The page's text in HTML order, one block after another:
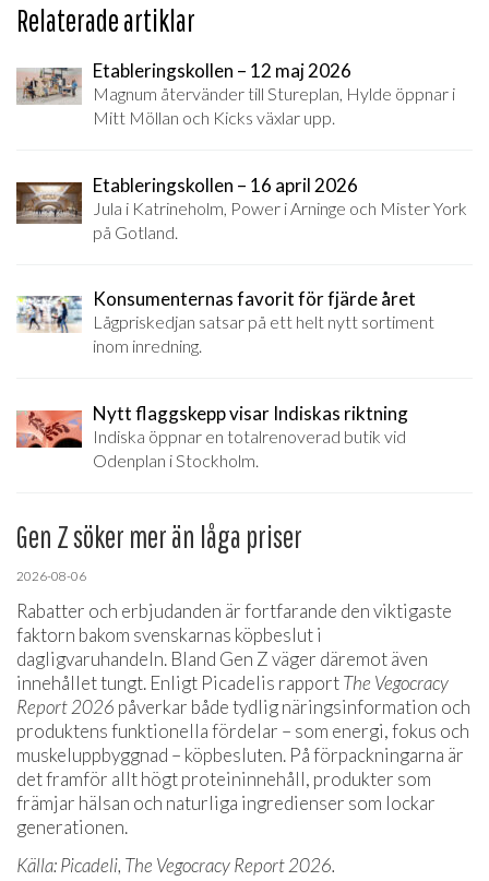
Relaterade artiklar
Etableringskollen – 12 maj 2026
Magnum återvänder till Stureplan, Hylde öppnar i
Mitt Möllan och Kicks växlar upp.
Etableringskollen – 16 april 2026
Jula i Katrineholm, Power i Arninge och Mister York
på Gotland.
Konsumenternas favorit för fjärde året
Lågpriskedjan satsar på ett helt nytt sortiment
inom inredning.
Nytt flaggskepp visar Indiskas riktning
Indiska öppnar en totalrenoverad butik vid
Odenplan i Stockholm.
Gen Z söker mer än låga priser
2026-08-06
Rabatter och erbjudanden är fortfarande den viktigaste
faktorn bakom svenskarnas köpbeslut i
dagligvaruhandeln. Bland Gen Z väger däremot även
innehållet tungt. Enligt Picadelis rapportThe Vegocracy
Report 2026 påverkar både tydlig näringsinformation och
produktens funktionella fördelar – som energi, fokus och
muskeluppbyggnad – köpbesluten. På förpackningarna är
det framför allt högt proteininnehåll, produkter som
främjar hälsan och naturliga ingredienser som lockar
generationen.
Källa: Picadeli, The Vegocracy Report 2026.